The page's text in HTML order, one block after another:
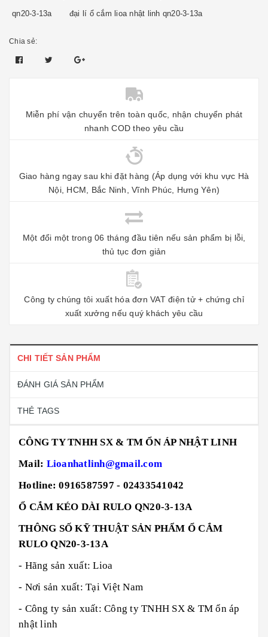
qn20-3-13a đại lí ổ cắm lioa nhật linh qn20-3-13a
Chia sẻ:
Miễn phí vận chuyển trên toàn quốc, nhận chuyển phát
nhanh COD theo yêu cầu
Giao hàng ngay sau khi đặt hàng (Áp dụng với khu vực Hà
Nội, HCM, Bắc Ninh, Vĩnh Phúc, Hưng Yên)
Một đổi một trong 06 tháng đầu tiên nếu sản phẩm bị lỗi,
thủ tục đơn giản
Công ty chúng tôi xuất hóa đơn VAT điện tử + chứng chỉ
xuất xưởng nếu quý khách yêu cầu
CHI TIẾT SẢN PHẨM
ĐÁNH GIÁ SẢN PHẨM
THẺ TAGS
CÔNG TY TNHH SX & TM ỔN ÁP NHẬT LINH
Mail: Lioanhatlinh@gmail.com
Hotline: 0916587597 - 02433541042
Ổ CẮM KÉO DÀI RULO QN20-3-13A
THÔNG SỐ KỸ THUẬT SẢN PHẨM Ổ CẮM
RULO QN20-3-13A
- Hãng sản xuất: Lioa
- Nơi sản xuất: Tại Việt Nam
- Công ty sản xuất: Công ty TNHH SX & TM ổn áp
nhật linh